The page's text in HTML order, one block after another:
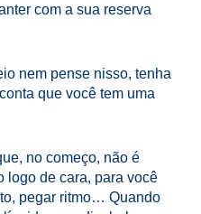
com a sua reserva
nem pense nisso, tenha
que você tem uma
no começo, não é
logo de cara, para você
pegar ritmo… Quando